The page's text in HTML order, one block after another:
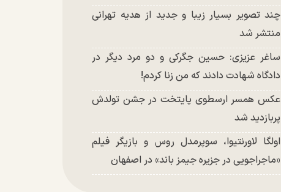
چند تصویر بسیار زیبا و جدید از هدیه تهرانی
منتشر شد
ساغر عزیزی: حسین جگرکی و دو مرد دیگر در
دادگاه شهادت دادند که من زنا کردم!
عکس همسر ارسطوی پایتخت در جشن تولدش
پربازدید شد
اولگا لاورنتیوا، سوپرمدل روس و بازیگر فیلم
«ماجراجویی در جزیره جیمز باند» در اصفهان